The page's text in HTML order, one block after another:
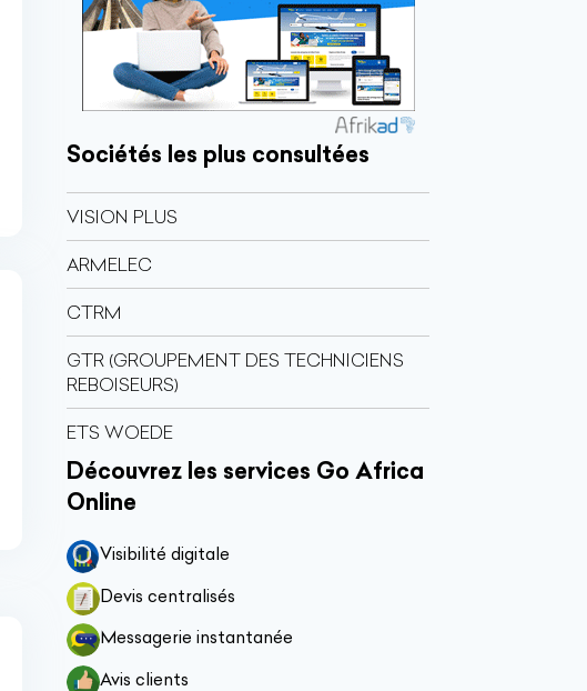
Sociétés les plus consultées
VISION PLUS
ARMELEC
CTRM
GTR (GROUPEMENT DES TECHNICIENS
REBOISEURS)
ETS WOEDE
Découvrez les services Go Africa
Online
Visibilité digitale
Devis centralisés
Messagerie instantanée
Avis clients